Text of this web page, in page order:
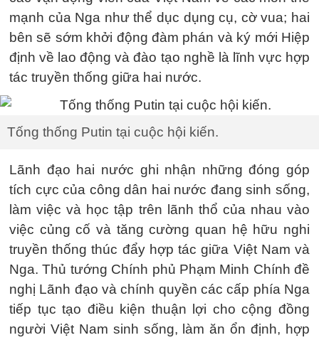
mạnh của Nga như thể dục dụng cụ, cờ vua; hai
bên sẽ sớm khởi động đàm phán và ký mới Hiệp
định về lao động và đào tạo nghề là lĩnh vực hợp
tác truyền thống giữa hai nước.
Tống thống Putin tại cuộc hội kiến.
Lãnh đạo hai nước ghi nhận những đóng góp
tích cực của công dân hai nước đang sinh sống,
làm việc và học tập trên lãnh thổ của nhau vào
việc củng cố và tăng cường quan hệ hữu nghi
truyền thống thúc đẩy hợp tác giữa Việt Nam và
Nga. Thủ tướng Chính phủ Phạm Minh Chính đề
nghị Lãnh đạo và chính quyền các cấp phía Nga
tiếp tục tạo điều kiện thuận lợi cho cộng đồng
người Việt Nam sinh sống, làm ăn ổn định, hợp